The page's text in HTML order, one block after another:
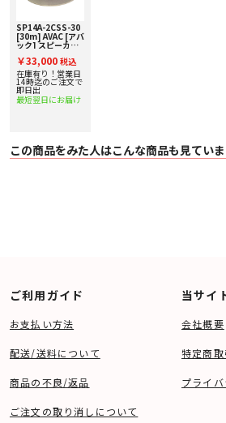
SP14A-2CSS-30
[30m] AVAC [アバ
ック] スピーカー
￥33,000 税込
在庫有り！営業日
14時迄のご注文で
即日出
最短翌日にお届け
この商品をみた人はこんな商品も見てい
ご利用ガイド
お支払い方法
配送/送料について
商品の不良/返品
ご注文の取り消しについて
当サイ
会社概要
特定商
プライ